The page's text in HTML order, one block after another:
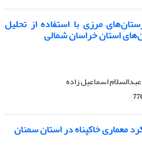
مرزی با استفاده از تحلیل
استان خراسان شمالی
اسماعیل زاده